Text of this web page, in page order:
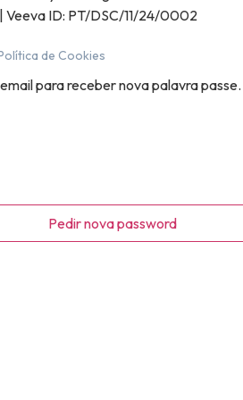
Veeva ID: PT/DSC/11/24/0002
de Cookies
para receber nova palavra passe.
Pedir nova password